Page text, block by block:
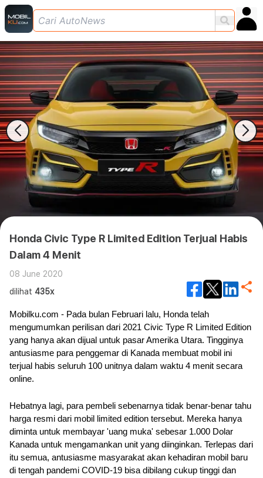
Honda Civic Type R Limited Edition Terjual Habis
Dalam 4 Menit
08 June 2020
dilihat 435x
Mobilku.com - Pada bulan Februari lalu, Honda telah
mengumumkan perilisan dari 2021 Civic Type R Limited Edition
yang hanya akan dijual untuk pasar Amerika Utara. Tingginya
antusiasme para penggemar di Kanada membuat mobil ini
terjual habis seluruh 100 unitnya dalam waktu 4 menit secara
online.
Hebatnya lagi, para pembeli sebenarnya tidak benar-benar tahu
harga resmi dari mobil limited edition tersebut. Mereka hanya
diminta untuk membayar 'uang muka' sebesar 1.000 Dolar
Kanada untuk mengamankan unit yang diinginkan. Terlepas dari
itu semua, antusiasme masyarakat akan kehadiran mobil baru
di tengah pandemi COVID-19 bisa dibilang cukup tinggi dan